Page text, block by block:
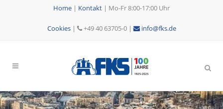
Home | Kontakt | Mo-Fr 8:00-17:00 Uhr
Cookies| +49 40 63705-0 | info@fks.de